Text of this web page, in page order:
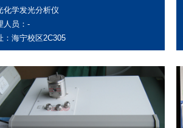
化学发光分析仪
人员：-
：海宁校区2C305